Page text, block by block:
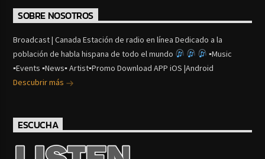
SOBRE NOSOTROS
Broadcast | Canada Estación de radio en línea Dedicado a la
población de habla hispana de todo el mundo
▪Music
▪Events ▪News▪ Artist▪Promo Download APP iOS |Android
Descubrir más
ESCUCHA